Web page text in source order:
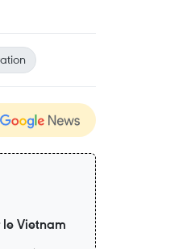
le Vietnam